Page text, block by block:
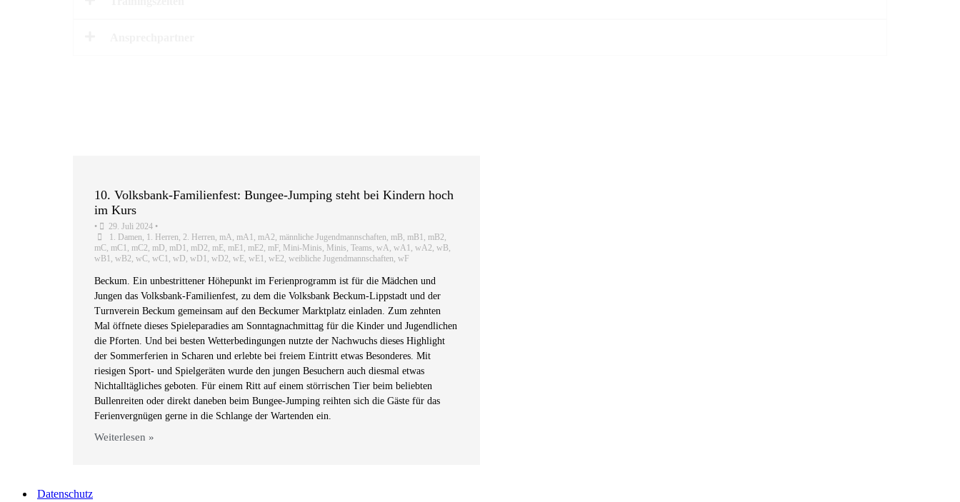
10. Volksbank-Familienfest: Bungee-Jumping steht bei Kindern hoch
im Kurs
• 29. Juli 2024 •
1. Damen, 1. Herren, 2. Herren, mA, mA1, mA2, männliche Jugendmannschaften, mB, mB1, mB2,
mC, mC1, mC2, mD, mD1, mD2, mE, mE1, mE2, mF, Mini-Minis, Minis, Teams, wA, wA1, wA2, wB,
wB1, wB2, wC, wC1, wD, wD1, wD2, wE, wE1, wE2, weibliche Jugendmannschaften, wF
Beckum. Ein unbestrittener Höhepunkt im Ferienprogramm ist für die Mädchen und
Jungen das Volksbank-Familienfest, zu dem die Volksbank Beckum-Lippstadt und der
Turnverein Beckum gemeinsam auf den Beckumer Marktplatz einladen. Zum zehnten
Mal öffnete dieses Spieleparadies am Sonntagnachmittag für die Kinder und Jugendlichen
die Pforten. Und bei besten Wetterbedingungen nutzte der Nachwuchs dieses Highlight
der Sommerferien in Scharen und erlebte bei freiem Eintritt etwas Besonderes. Mit
riesigen Sport- und Spielgeräten wurde den jungen Besuchern auch diesmal etwas
Nichtalltägliches geboten. Für einem Ritt auf einem störrischen Tier beim beliebten
Bullenreiten oder direkt daneben beim Bungee-Jumping reihten sich die Gäste für das
Ferienvergnügen gerne in die Schlange der Wartenden ein.
Weiterlesen »
Datenschutz